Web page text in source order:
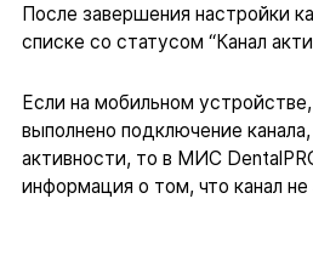
После завершения настройки
списке со статусом “Канал
Если на мобильном
выполнено подключение
активности, то в МИС
информация о том, что канал не